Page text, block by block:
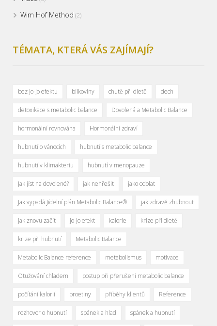
Wim Hof Method (2)
TÉMATA, KTERÁ VÁS ZAJÍMAJÍ?
bez jo-jo efektu bílkoviny chutě při dietě dech
detoxikace s metabolic balance Dovolená a Metabolic Balance
hormonální rovnováha Hormonální zdraví
hubnutí o vánocích hubnutí s metabolic balance
hubnutí v klimakteriu hubnutí v menopauze
Jak jíst na dovolené? jak nehřešit jako odolat
Jak vypadá Jídelní plán Metabolic Balance® jak zdravě zhubnout
jak znovu začít jo-jo efekt kalorie krize při dietě
krize při hubnutí Metabolic Balance
Metabolic Balance reference metabolismus motivace
Otužování chladem postup při přerušení metabolic balance
počítání kalorií proetiny příběhy klientů Reference
rozhovor o hubnutí spánek a hlad spánek a hubnutí